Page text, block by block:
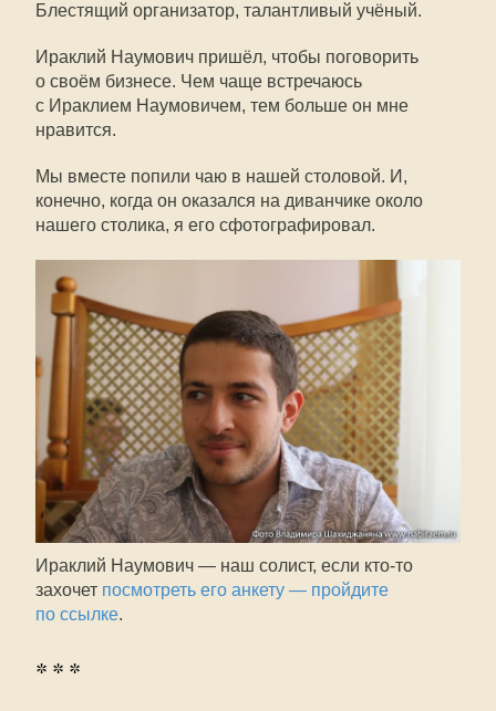
Блестящий организатор, талантливый учёный.
Ираклий Наумович пришёл, чтобы поговорить
о своём бизнесе. Чем чаще встречаюсь
с Ираклием Наумовичем, тем больше он мне
нравится.
Мы вместе попили чаю в нашей столовой. И,
конечно, когда он оказался на диванчике около
нашего столика, я его сфотографировал.
Ираклий Наумович — наш солист, если кто-то
захочет посмотреть его анкету — пройдите
по ссылке.
* * *